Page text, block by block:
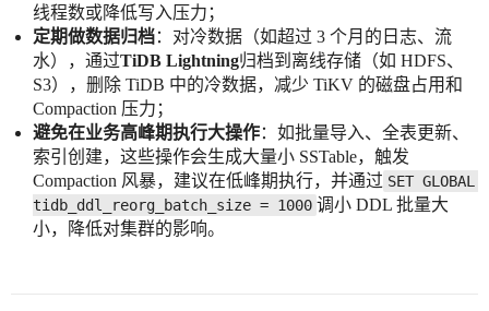
线程数或降低写入压力；
定期做数据归档：对冷数据（如超过 3 个月的日志、流
水），通过TiDB Lightning归档到离线存储（如 HDFS、
S3），删除 TiDB 中的冷数据，减少 TiKV 的磁盘占用和
Compaction 压力；
避免在业务高峰期执行大操作：如批量导入、全表更新、
索引创建，这些操作会生成大量小 SSTable，触发
Compaction 风暴，建议在低峰期执行，并通过 SET GLOBAL
tidb_ddl_reorg_batch_size = 1000 调小 DDL 批量大
小，降低对集群的影响。